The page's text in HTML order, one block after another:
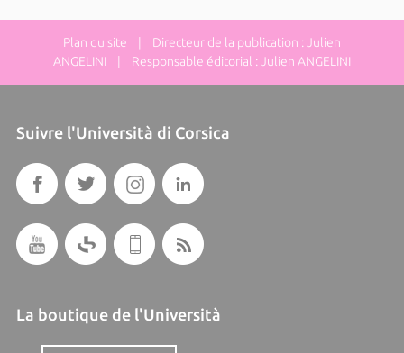
Plan du site | Directeur de la publication : Julien
ANGELINI | Responsable éditorial : Julien ANGELINI
Suivre l'Università di Corsica
La boutique de l'Università